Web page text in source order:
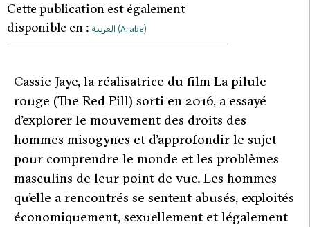
Cette publication est également
disponible en : العربية (Arabe)
Cassie Jaye, la réalisatrice du film La pilule
rouge (The Red Pill) sorti en 2016, a essayé
d’explorer le mouvement des droits des
hommes misogynes et d’approfondir le sujet
pour comprendre le monde et les problèmes
masculins de leur point de vue. Les hommes
qu’elle a rencontrés se sentent abusés, exploités
économiquement, sexuellement et légalement